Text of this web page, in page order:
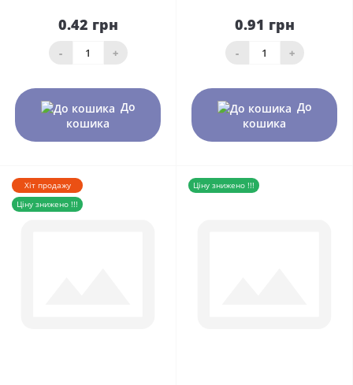
0.42 грн
- +
До
кошика
0.91 грн
- +
До
кошика
Хіт продажу
Ціну знижено !!!
Ціну знижено !!!